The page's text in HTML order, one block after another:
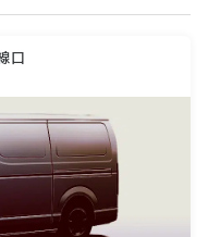
口